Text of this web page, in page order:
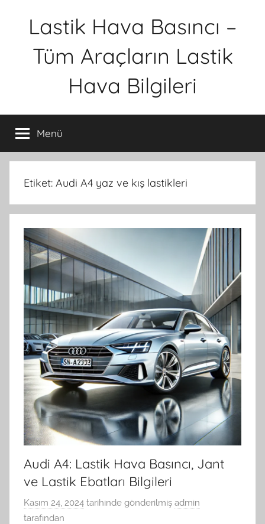
Lastik Hava Basıncı –
Tüm Araçların Lastik
Hava Bilgileri
Menü
Etiket: Audi A4 yaz ve kış lastikleri
Audi A4: Lastik Hava Basıncı, Jant
ve Lastik Ebatları Bilgileri
Kasım 24, 2024 tarihinde gönderilmiş admin
tarafından